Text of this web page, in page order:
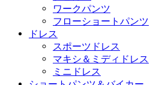
ワークパンツ
フローショートパンツ
ドレス
スポーツドレス
マキシ＆ミディドレス
ミニドレス